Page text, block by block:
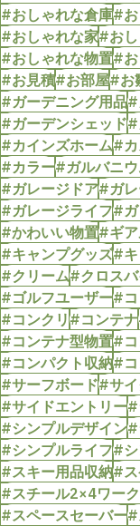
#おしゃれな倉庫#お
#おしゃれな家#おし
#おしゃれな物置#お
#お見積#お部屋#お
#ガーデニング用品#
#ガーデンシェッド#
#カインズホーム#カ
#カラー#ガルバニ
#ガレージドア#ガレ
#ガレージライフ#ガ
#かわいい物置#ギア
#キャンプグッズ#キ
#クリーム#クロスバ
#ゴルフユーザー#コ
#コンクリ#コンテナ
#コンテナ型物置#コ
#コンパクト収納#コ
#サーフボード#サイ
#サイドエントリー#
#シンプルデザイン#
#シンプルライフ#シ
#スキー用品収納#ス
#スチール2×4ワー
#スペースセーバー#